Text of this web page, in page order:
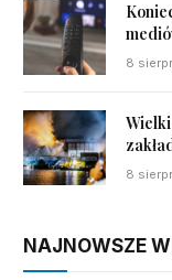
8
8
NAJNOWSZE